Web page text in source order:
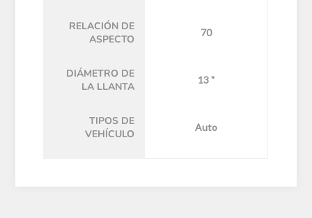
RELACIÓN DE
ASPECTO
70
DIÁMETRO DE
LA LLANTA
13 "
TIPOS DE
VEHÍCULO
Auto